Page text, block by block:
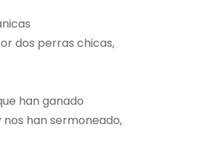
dos perras chicas,
han ganado
han sermoneado,